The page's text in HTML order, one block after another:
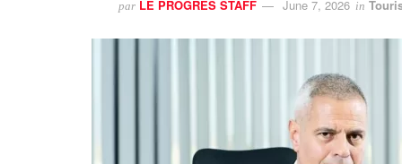
par LE PROGRES STAFF June 7, 2026 in